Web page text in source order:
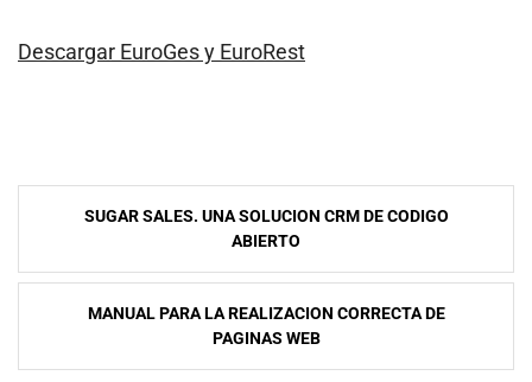
Descargar EuroGes y EuroRest
NavegaciÃ³n
entradas
SUGAR SALES. UNA SOLUCION CRM DE CODIGO
ABIERTO
MANUAL PARA LA REALIZACION CORRECTA DE
PAGINAS WEB